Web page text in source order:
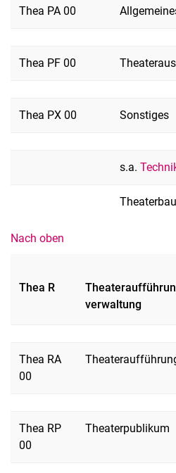
Thea PA 00
Thea PF 00
Thea PX 00 Sonstiges
s.a.
Nach oben
Thea R
verwaltung
Thea RA
00
Thea RP
00
Theaterpublikum